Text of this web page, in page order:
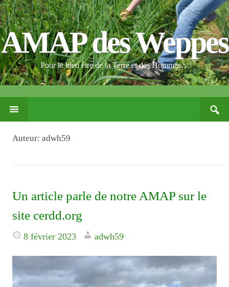
AMAP des Weppes
Pour le bien être de la Terre et des Hommes…
PASSER
CE
CONTENU
Auteur:adwh59
Un article parle de notre AMAP sur le
site cerdd.org
8 février 2023 adwh59